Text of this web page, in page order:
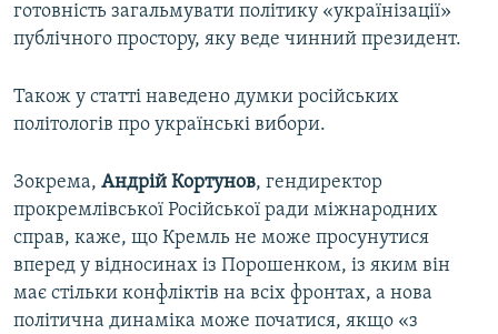
готовність загальмувати політику «українізації»
публічного простору, яку веде чинний президент.
Також у статті наведено думки російських
політологів про українські вибори.
Зокрема, Андрій Кортунов, гендиректор
прокремлівської Російської ради міжнародних
справ, каже, що Кремль не може просунутися
вперед у відносинах із Порошенком, із яким він
має стільки конфліктів на всіх фронтах, а нова
політична динаміка може початися, якщо «з